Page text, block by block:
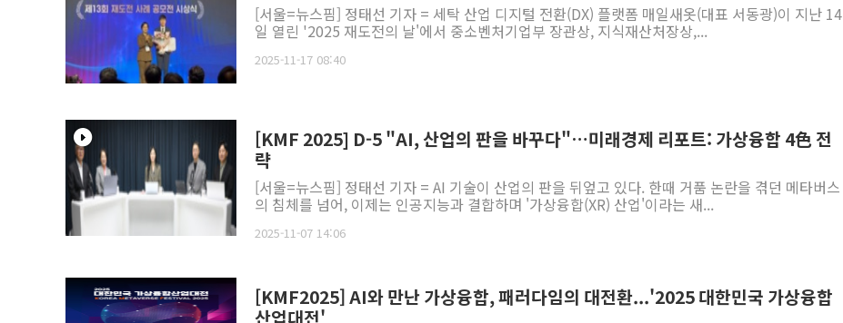
[서울=뉴스핌] 정태선 기자 = 세탁 산업 디지털 전환(DX) 플랫폼 매일새옷(대표 서동광)이 지난 14
일 열린 '2025 재도전의 날'에서 중소벤처기업부 장관상, 지식재산처장상,...
2025-11-17 08:40
[KMF 2025] D-5 "AI, 산업의 판을 바꾸다"…미래경제 리포트: 가상융합 4色 전
략
[서울=뉴스핌] 정태선 기자 = AI 기술이 산업의 판을 뒤엎고 있다. 한때 거품 논란을 겪던 메타버스
의 침체를 넘어, 이제는 인공지능과 결합하며 '가상융합(XR) 산업'이라는 새...
2025-11-07 14:06
[KMF2025] AI와 만난 가상융합, 패러다임의 대전환...'2025 대한민국 가상융합
산업대전'